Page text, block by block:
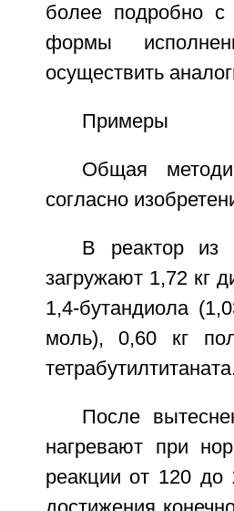
более подробно
формы
осуществить
Примеры
Общая
согласно
В реактор из
загружают 1,72 кг
1,4-бутандиола
моль), 0,60 кг
После
нагревают при
реакции от 120